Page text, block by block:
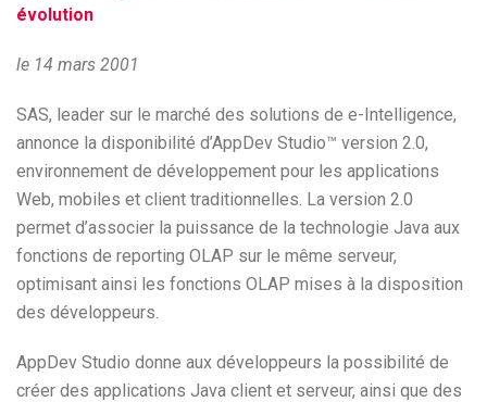
évolution
le 14 mars 2001
SAS, leader sur le marché des solutions de e-Intelligence,
annonce la disponibilité d’AppDev Studio™ version 2.0,
environnement de développement pour les applications
Web, mobiles et client traditionnelles. La version 2.0
permet d’associer la puissance de la technologie Java aux
fonctions de reporting OLAP sur le même serveur,
optimisant ainsi les fonctions OLAP mises à la disposition
des développeurs.
AppDev Studio donne aux développeurs la possibilité de
créer des applications Java client et serveur, ainsi que des